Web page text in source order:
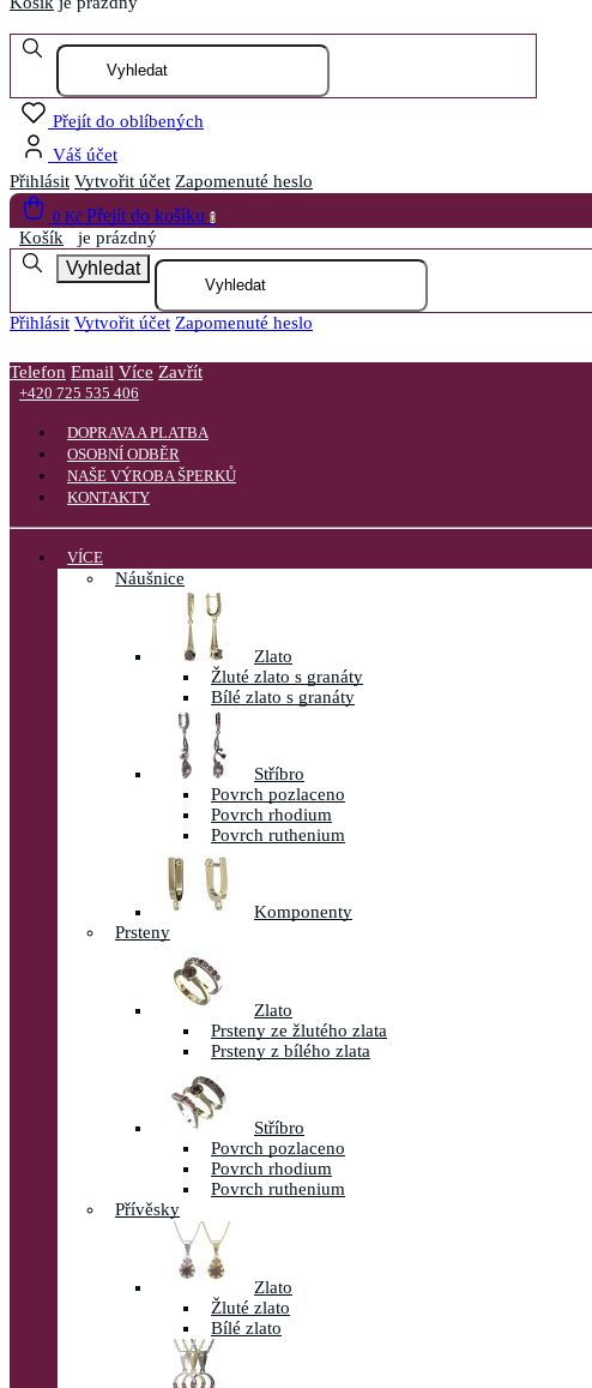
Přejít do oblíbených
Váš účet
Přihlásit Vytvořit účet Zapomenuté heslo
0 Kč Přejít do košíku 0
Košík je prázdný
Vyhledat
Přihlásit Vytvořit účet Zapomenuté heslo
Telefon Email Více Zavřít
+420 725 535 406
DOPRAVA A PLATBA
OSOBNÍ ODBĚR
NAŠE VÝROBA ŠPERKŮ
KONTAKTY
VÍCE
Náušnice
Zlato
Žluté zlato s granáty
Bílé zlato s granáty
Stříbro
Povrch pozlaceno
Povrch rhodium
Povrch ruthenium
Komponenty
Prsteny
Zlato
Prsteny ze žlutého zlata
Prsteny z bílého zlata
Stříbro
Povrch pozlaceno
Povrch rhodium
Povrch ruthenium
Přívěsky
Zlato
Žluté zlato
Bílé zlato